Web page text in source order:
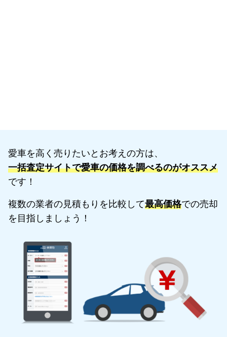
愛車を高く売りたいとお考えの方は、
一括査定サイトで愛車の価格を調べるのがオススメ
です！
複数の業者の見積もりを比較して最高価格での売却
を目指しましょう！